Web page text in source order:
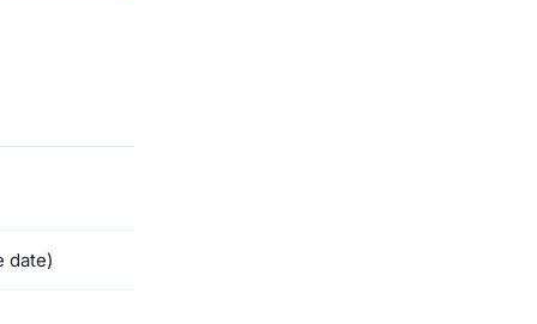
date)